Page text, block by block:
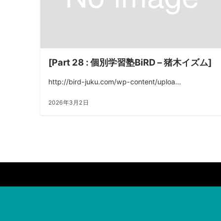
[Part 28 : 個別学習塾BiRD – 猪木イズム]
http://bird-juku.com/wp-content/uploa...
2026年3月2日